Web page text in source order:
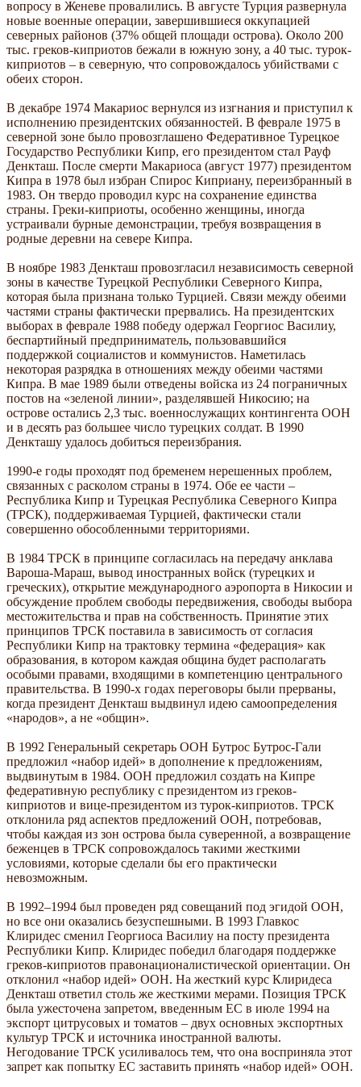
вопросу в Женеве провалились. В августе Турция развернула
новые военные операции, завершившиеся оккупацией
северных районов (37% общей площади острова). Около 200
тыс. греков-киприотов бежали в южную зону, а 40 тыс. турок-
киприотов – в северную, что сопровождалось убийствами с
обеих сторон.
В декабре 1974 Макариос вернулся из изгнания и приступил к
исполнению президентских обязанностей. В феврале 1975 в
северной зоне было провозглашено Федеративное Турецкое
Государство Республики Кипр, его президентом стал Рауф
Денкташ. После смерти Макариоса (август 1977) президентом
Кипра в 1978 был избран Спирос Киприану, переизбранный в
1983. Он твердо проводил курс на сохранение единства
страны. Греки-киприоты, особенно женщины, иногда
устраивали бурные демонстрации, требуя возвращения в
родные деревни на севере Кипра.
В ноябре 1983 Денкташ провозгласил независимость северной
зоны в качестве Турецкой Республики Северного Кипра,
которая была признана только Турцией. Связи между обеими
частями страны фактически прервались. На президентских
выборах в феврале 1988 победу одержал Георгиос Василиу,
беспартийный предприниматель, пользовавшийся
поддержкой социалистов и коммунистов. Наметилась
некоторая разрядка в отношениях между обеими частями
Кипра. В мае 1989 были отведены войска из 24 пограничных
постов на «зеленой линии», разделявшей Никосию; на
острове остались 2,3 тыс. военнослужащих контингента ООН
и в десять раз большее число турецких солдат. В 1990
Денкташу удалось добиться переизбрания.
1990-е годы проходят под бременем нерешенных проблем,
связанных с расколом страны в 1974. Обе ее части –
Республика Кипр и Турецкая Республика Северного Кипра
(ТРСК), поддерживаемая Турцией, фактически стали
совершенно обособленными территориями.
В 1984 ТРСК в принципе согласилась на передачу анклава
Вароша-Мараш, вывод иностранных войск (турецких и
греческих), открытие международного аэропорта в Никосии и
обсуждение проблем свободы передвижения, свободы выбора
местожительства и прав на собственность. Принятие этих
принципов ТРСК поставила в зависимость от согласия
Республики Кипр на трактовку термина «федерация» как
образования, в котором каждая община будет располагать
особыми правами, входящими в компетенцию центрального
правительства. В 1990-х годах переговоры были прерваны,
когда президент Денкташ выдвинул идею самоопределения
«народов», а не «общин».
В 1992 Генеральный секретарь ООН Бутрос Бутрос-Гали
предложил «набор идей» в дополнение к предложениям,
выдвинутым в 1984. ООН предложил создать на Кипре
федеративную республику с президентом из греков-
киприотов и вице-президентом из турок-киприотов. ТРСК
отклонила ряд аспектов предложений ООН, потребовав,
чтобы каждая из зон острова была суверенной, а возвращение
беженцев в ТРСК сопровождалось такими жесткими
условиями, которые сделали бы его практически
невозможным.
В 1992–1994 был проведен ряд совещаний под эгидой ООН,
но все они оказались безуспешными. В 1993 Главкос
Клиридес сменил Георгиоса Василиу на посту президента
Республики Кипр. Клиридес победил благодаря поддержке
греков-киприотов правонационалистической ориентации. Он
отклонил «набор идей» ООН. На жесткий курс Клиридеса
Денкташ ответил столь же жесткими мерами. Позиция ТРСК
была ужесточена запретом, введенным ЕС в июле 1994 на
экспорт цитрусовых и томатов – двух основных экспортных
культур ТРСК и источника иностранной валюты.
Негодование ТРСК усиливалось тем, что она восприняла этот
запрет как попытку ЕС заставить принять «набор идей» ООН.